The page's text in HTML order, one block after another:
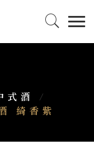
式酒
/
綺香紫